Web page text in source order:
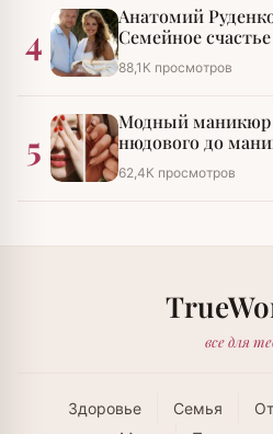
4
Анатомий
Семейное
88,1К просмотров
5
Модный маникюр
нюдового до
стразами
62,4К просмотров
все для
Здоровье Семья